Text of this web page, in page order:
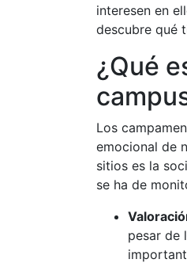
interesen en
descubre qué
¿Qué
Los
emocional de
sitios es la
se ha de
pesar de